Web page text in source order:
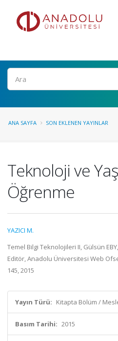
Ara
ANA SAYFA SON EKLENEN YAYINLAR
Teknoloji ve
Öğrenme
YAZICI M.
Temel Bilgi Teknolojileri II, Gülsün
Editör, Anadolu Üniversitesi Web
145, 2015
Yayın Türü: Kitapta Bölüm /
Basım Tarihi: 2015